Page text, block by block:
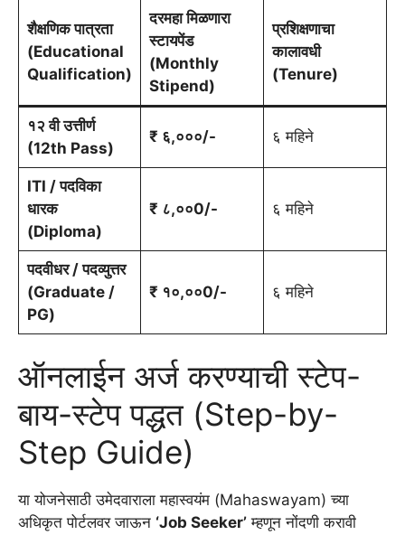
शैक्षणिक पात्रता
(Educational
Qualification)
दरमहा मिळणारा
स्टायपेंड
(Monthly
Stipend)
प्रशिक्षणाचा
कालावधी
(Tenure)
१२ वी उत्तीर्ण
(12th Pass)
₹ ६,०००/- ६ महिने
ITI / पदविका
धारक
(Diploma)
₹ ८,००0/- ६ महिने
पदवीधर / पदव्युत्तर
(Graduate /
PG)
₹ १०,००0/- ६ महिने
ऑनलाईन अर्ज करण्याची स्टेप-
बाय-स्टेप पद्धत (Step-by-
Step Guide)
या योजनेसाठी उमेदवाराला महास्वयंम (Mahaswayam) च्या
अधिकृत पोर्टलवर जाऊन ‘Job Seeker’ म्हणून नोंदणी करावी